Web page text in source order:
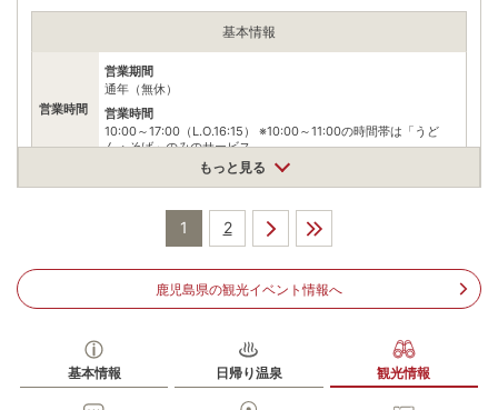
基本情報
営業時間
営業期間
通年（無休）
営業時間
10:00～17:00（L.O.16:15） ※10:00～11:00の時間帯は「うど
ん・そば」のみのサービス
黒豚しゃぶ鍋定食1680円 黒豚とんかつ定食1460円 黒豚肉うど
九州道鹿児島空港ICより約40分
JR霧島神宮駅からバス15分
無料（60台）
もっと見る
1 2
鹿児島県の観光イベント情報へ
基本情報 日帰り温泉 観光情報